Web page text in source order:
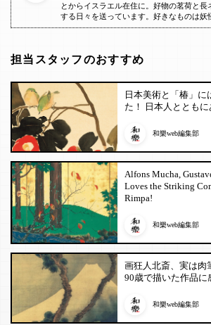
とからイスラエル在住に。好物の茗荷と長
する日々を送っています。好きなものは妖
担当スタッフのおすすめ
日本美術と「椿」に
た！ 日本人ととも
和樂web編集部
Alfons Mucha,
Loves the Striking
Rimpa!
和樂web編集部
画狂人北斎、実は肉
90歳で描いた作品に
和樂web編集部